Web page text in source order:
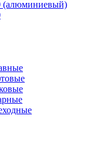
(алюминиевый)